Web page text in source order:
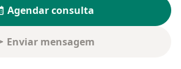
Agendar consulta
Enviar mensagem